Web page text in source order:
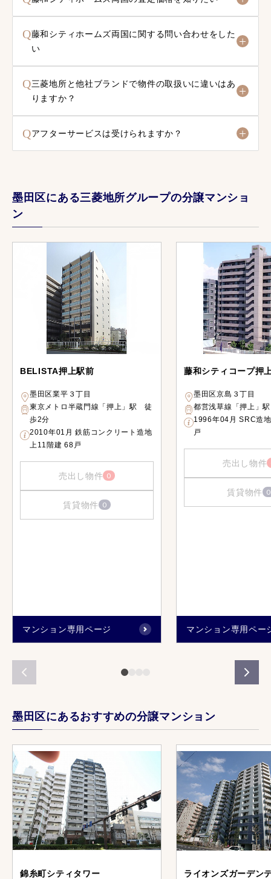
Q藤和シティホームズ両国に関する問い合わせをした
い
Q三菱地所と他社ブランドで物件の取扱いに違いはあ
りますか？
Qアフターサービスは受けられますか？
墨田区にある三菱地所グループの分譲マンショ
ン
BELISTA押上駅前
墨田区業平３丁目
東京メトロ半蔵門線「押上」駅 徒
歩2分
2010年01月 鉄筋コンクリート造地
上11階建 68戸
売出し物件 0
賃貸物件 0
マンション専用ページ
藤和シティコープ押
墨田区京島３丁目
都営浅草線「押上」
1996年04月 SRC造
戸
売出し物件
賃貸物件 0
マンション専用ペー
墨田区にあるおすすめの分譲マンション
錦糸町シティタワー ライオンズガーデン